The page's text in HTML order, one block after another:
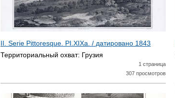
II. Serie Pittoresque. PI.XIXa. / датировано 1843
Территориальный охват: Грузия
1 страница
307 просмотров